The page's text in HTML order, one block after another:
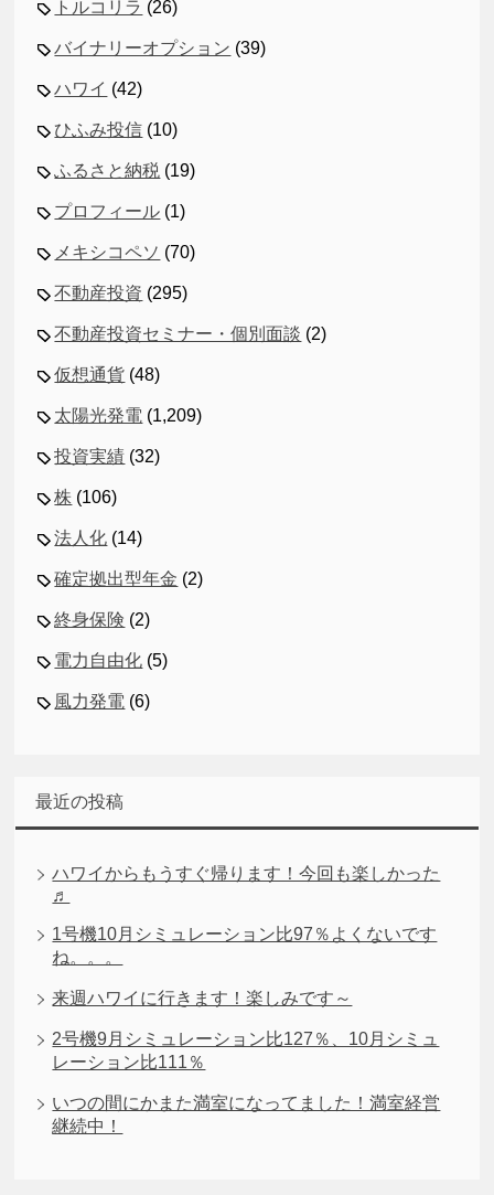
トルコリラ (26)
バイナリーオプション (39)
ハワイ (42)
ひふみ投信 (10)
ふるさと納税 (19)
プロフィール (1)
メキシコペソ (70)
不動産投資 (295)
不動産投資セミナー・個別面談 (2)
仮想通貨 (48)
太陽光発電 (1,209)
投資実績 (32)
株 (106)
法人化 (14)
確定拠出型年金 (2)
終身保険 (2)
電力自由化 (5)
風力発電 (6)
最近の投稿
ハワイからもうすぐ帰ります！今回も楽しかった
♬
1号機10月シミュレーション比97％よくないです
ね。。。
来週ハワイに行きます！楽しみです～
2号機9月シミュレーション比127％、10月シミュ
レーション比111％
いつの間にかまた満室になってました！満室経営
継続中！